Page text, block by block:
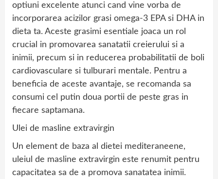
optiuni excelente atunci cand vine vorba de
incorporarea acizilor grasi omega-3 EPA si DHA in
dieta ta. Aceste grasimi esentiale joaca un rol
crucial in promovarea sanatatii creierului si a
inimii, precum si in reducerea probabilitatii de boli
cardiovasculare si tulburari mentale. Pentru a
beneficia de aceste avantaje, se recomanda sa
consumi cel putin doua portii de peste gras in
fiecare saptamana.
Ulei de masline extravirgin
Un element de baza al dietei mediteraneene,
uleiul de masline extravirgin este renumit pentru
capacitatea sa de a promova sanatatea inimii.